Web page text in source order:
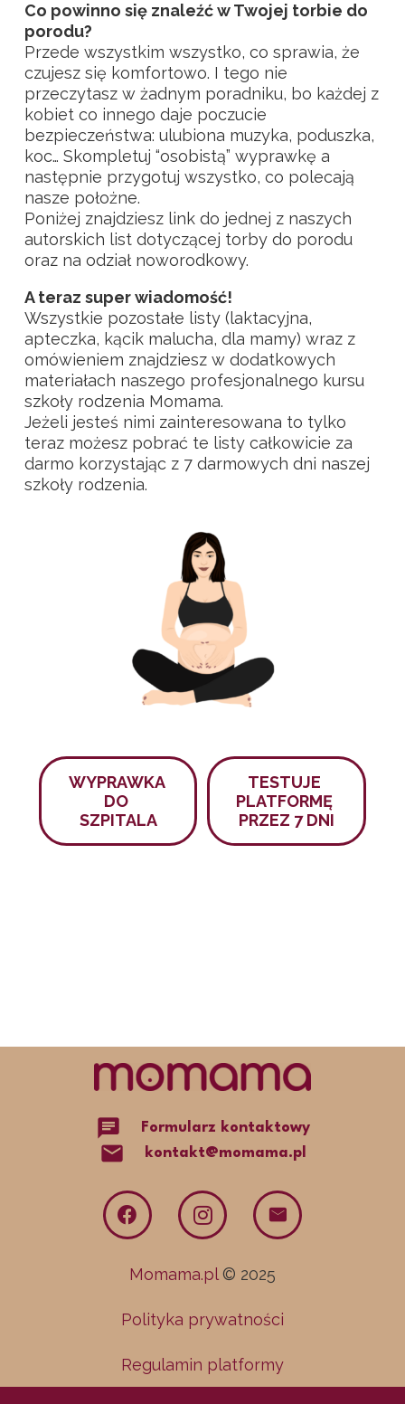
Co powinno się znaleźć w Twojej torbie do
porodu?
Przede wszystkim wszystko, co sprawia, że
czujesz się komfortowo. I tego nie
przeczytasz w żadnym poradniku, bo każdej z
kobiet co innego daje poczucie
bezpieczeństwa: ulubiona muzyka, poduszka,
koc… Skompletuj “osobistą” wyprawkę a
następnie przygotuj wszystko, co polecają
nasze położne.
Poniżej znajdziesz link do jednej z naszych
autorskich list dotyczącej torby do porodu
oraz na odział noworodkowy.
A teraz super wiadomość!
Wszystkie pozostałe listy (laktacyjna,
apteczka, kącik malucha, dla mamy) wraz z
omówieniem znajdziesz w dodatkowych
materiałach naszego profesjonalnego kursu
szkoły rodzenia Momama.
Jeżeli jesteś nimi zainteresowana to tylko
teraz możesz pobrać te listy całkowicie za
darmo korzystając z 7 darmowych dni naszej
szkoły rodzenia.
WYPRAWKA
DO
SZPITALA
TESTUJE
PLATFORMĘ
PRZEZ 7 DNI
chat Formularz kontaktowy
mail kontakt@momama.pl
Momama.pl© 2025
Polityka prywatności
Regulamin platformy